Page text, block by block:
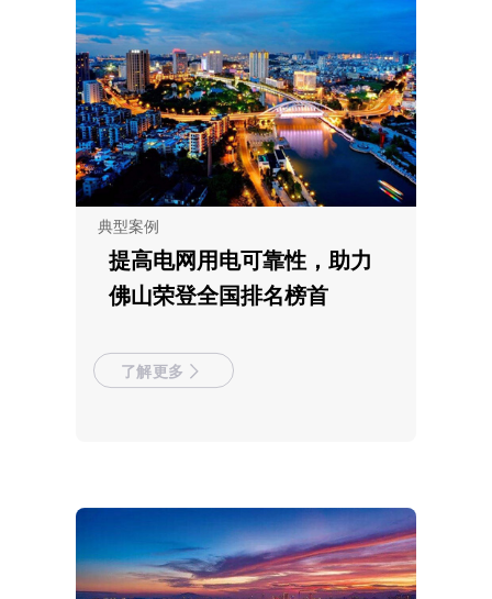
典型案例
提高电网用电可靠性，助力
佛山荣登全国排名榜首
了解更多